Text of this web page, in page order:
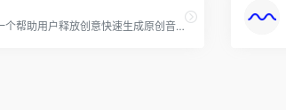
Boomy是一个帮助用户释放创意快速生成原创音乐的平台，该AI音乐生成工具累计已生成超过1600万首音乐。Boomy创作的音乐还可以分发到如Spotify等的流媒体平台，以使创作者从版税中获利分成。Boomy的免费版允许用户创建和编辑并保存25首音乐。